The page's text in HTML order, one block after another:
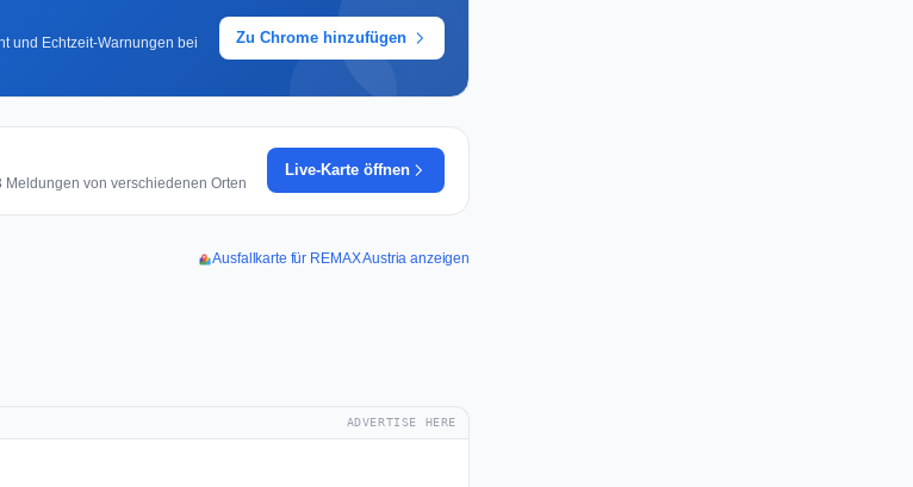
und Echtzeit-Warnungen bei
Zu Chrome hinzufügen
von verschiedenen Orten
Live-Karte öffnen
Ausfallkarte für REMAX Austria anzeigen
ADVERTISE HERE